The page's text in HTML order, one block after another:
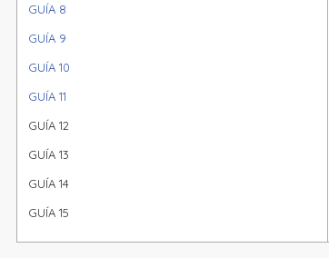
GUÍA 8
GUÍA 9
GUÍA 10
GUÍA 11
GUÍA 12
GUÍA 13
GUÍA 14
GUÍA 15